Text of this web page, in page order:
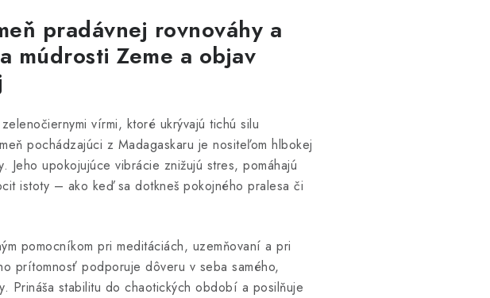
pradávnej rovnováhy a
múdrosti Zeme a objav
vírmi, ktoré ukrývajú tichú silu
pochádzajúci z Madagaskaru je nositeľom hlbokej
Jeho upokojujúce vibrácie znižujú stres, pomáhajú
istoty – ako keď sa dotkneš pokojného pralesa či
pomocníkom pri meditáciách, uzemňovaní a pri
prítomnosť podporuje dôveru v seba samého,
Prináša stabilitu do chaotických období a posilňuje